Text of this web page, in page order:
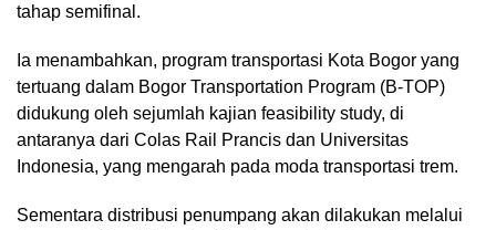
tahap semifinal.
Ia menambahkan, program transportasi Kota Bogor yang
tertuang dalam Bogor Transportation Program (B-TOP)
didukung oleh sejumlah kajian feasibility study, di
antaranya dari Colas Rail Prancis dan Universitas
Indonesia, yang mengarah pada moda transportasi trem.
Sementara distribusi penumpang akan dilakukan melalui